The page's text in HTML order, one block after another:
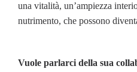
una vitalità, un’ampiezza
nutrimento, che possono
Vuole parlarci della sua